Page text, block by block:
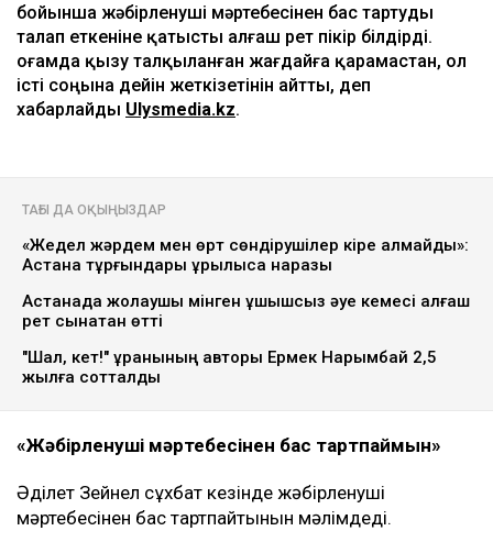
бойынша жәбірленуші мәртебесінен бас тартуды
талап еткеніне қатысты алғаш рет пікір білдірді.
Қоғамда қызу талқыланған жағдайға қарамастан, ол
істі соңына дейін жеткізетінін айтты, деп
хабарлайды Ulysmedia.kz.
ТАҒЫ ДА ОҚЫҢЫЗДАР
«Жедел жәрдем мен өрт сөндірушілер кіре алмайды»:
Астана тұрғындары құрылысқа наразы
Астанада жолаушы мінген ұшқышсыз әуе кемесі алғаш
рет сынақтан өтті
"Шал, кет!" ұранының авторы Ермек Нарымбай 2,5
жылға сотталды
«Жәбірленуші мәртебесінен бас тартпаймын»
Әділет Зейнел сұхбат кезінде жәбірленуші
мәртебесінен бас тартпайтынын мәлімдеді.